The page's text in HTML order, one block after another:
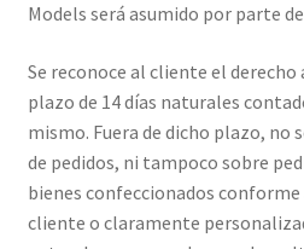
Models será asumido por parte
Se reconoce al cliente el
plazo de 14 días naturales
mismo. Fuera de dicho plazo, no
de pedidos, ni tampoco sobre
bienes confeccionados
cliente o claramente